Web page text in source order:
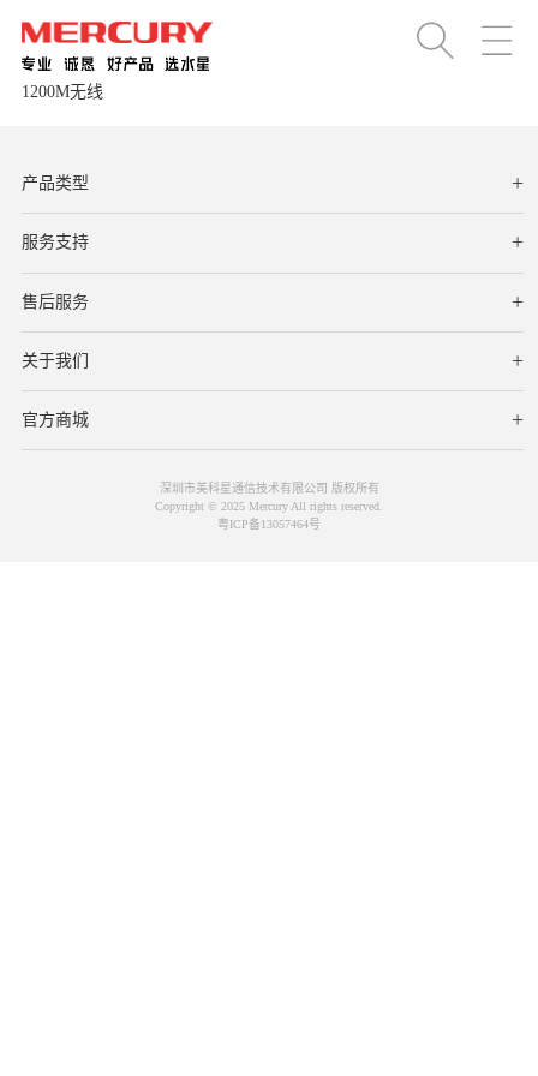
1200M无线
产品类型
服务支持
下载中心
文档与指南
视频教程
售后服务
服务网点
保修条款
关于我们
公司简介
联系我们
在线客服
官方商城
深圳市美科星通信技术有限公司 版权所有
Copyright © 2025 Mercury All rights reserved.
粤ICP备13057464号